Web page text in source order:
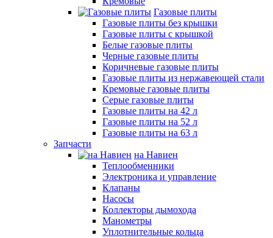
Газовые плиты
Газовые плиты без крышки
Газовые плиты с крышкой
Белые газовые плиты
Черные газовые плиты
Коричневые газовые плиты
Газовые плиты из нержавеющей стали
Кремовые газовые плиты
Серые газовые плиты
Газовые плиты на 42 л
Газовые плиты на 52 л
Газовые плиты на 63 л
Запчасти
на Навиен
Теплообменники
Электроника и управление
Клапаны
Насосы
Коллекторы дымохода
Манометры
Уплотнительные кольца